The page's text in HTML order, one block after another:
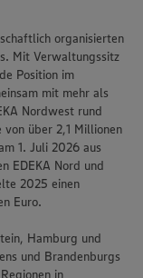
organisierten
Mit Verwaltungssitz
Position im
mit mehr als
Nordwest rund
über 2,1 Millionen
1. Juli 2026 aus
EDEKA Nord und
2025 einen
Euro.
Hamburg und
und Brandenburgs
in